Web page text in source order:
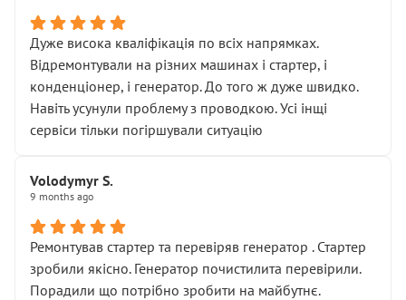
Дуже висока кваліфікація по всіх напрямках.
Відремонтували на різних машинах і стартер, і
конденціонер, і генератор. До того ж дуже швидко.
Навіть усунули проблему з проводкою. Усі інщі
сервіси тільки погіршували ситуацію
Volodymyr S.
9 months ago
Ремонтував стартер та перевіряв генератор . Стартер
зробили якісно. Генератор почистилита перевірили.
Порадили що потрібно зробити на майбутнє.